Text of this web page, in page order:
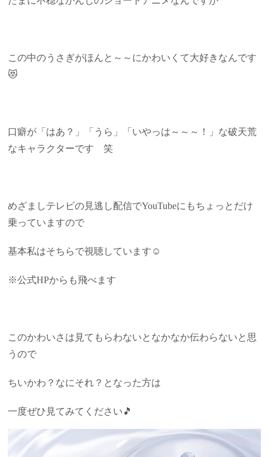
この中のうさぎがほんと～～にかわいくて大好きなんです
😻
口癖が「はあ？」「うら」「いやっは～～～！」な破天荒
なキャラクターです 笑
めざましテレビの見逃し配信でYouTubeにもちょっとだけ
乗っていますので
基本私はそちらで視聴しています☺
※公式HPからも飛べます
このかわいさは見てもらわないとなかなか伝わらないと思
うので
ちいかわ？なにそれ？となった方は
一度ぜひ見てみてください🎵